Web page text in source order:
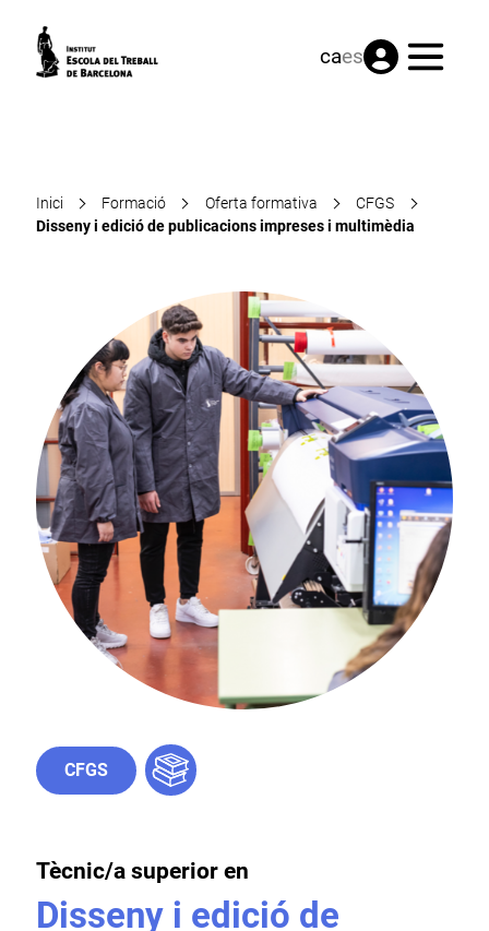
caes Menú
Inici Formació Oferta formativa
CFGS
Disseny i edició de publicacions impreses i multimèdia
CFGS
Tècnic/a superior en
Disseny i edició de